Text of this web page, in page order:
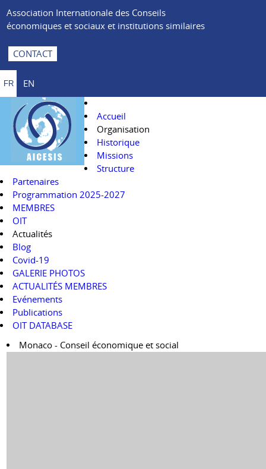
Association Internationale des Conseils
économiques et sociaux et institutions similaires
CONTACT
FR EN
Accueil
Organisation
Historique
Missions
Structure
Partenaires
Programmation 2025-2027
MEMBRES
OIT
Actualités
Blog
Covid-19
GALERIE PHOTOS
ACTUALITÉS MEMBRES
Evénements
Publications
OIT DATABASE
Monaco - Conseil économique et social